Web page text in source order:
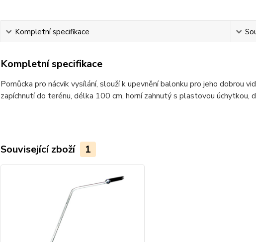
Kompletní specifikace
Kompletní specifikace
Pomůcka pro nácvik vysílání, slouží k upevnění balonku pro jeho dobrou
zapíchnutí do terénu, délka 100 cm, horní zahnutý s plastovou úchytkou,
Související zboží 1